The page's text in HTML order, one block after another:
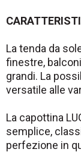
La tenda da
finestre,
grandi. La
versatile alle
La capottina
semplice,
perfezione in